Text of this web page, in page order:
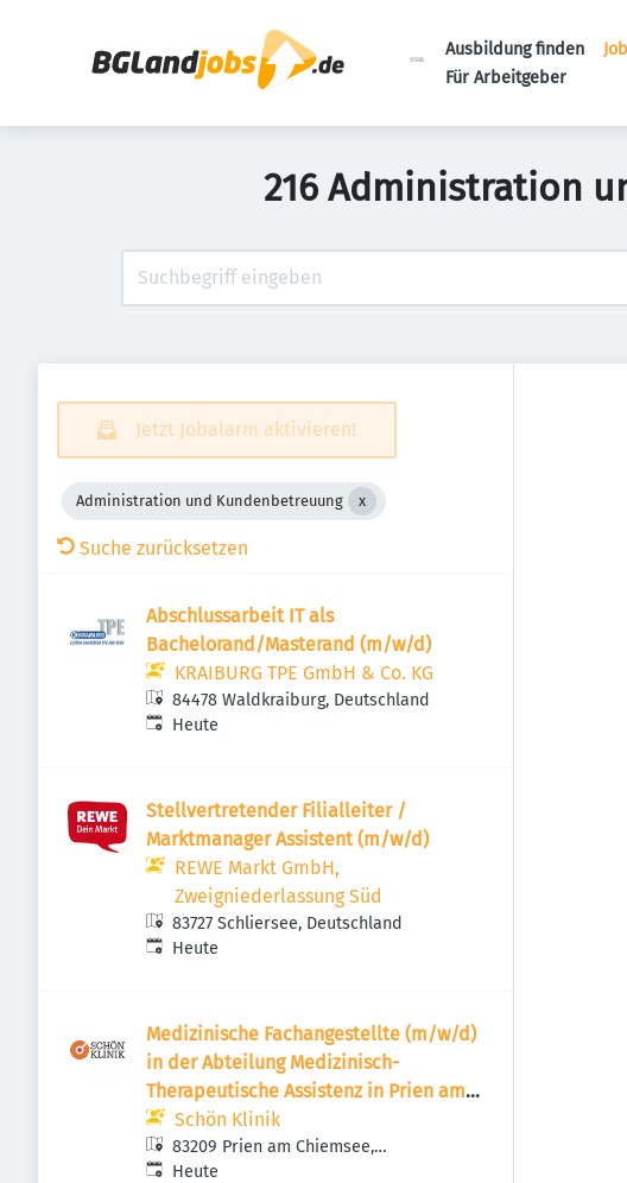
Ausbildung finden
Für Arbeitgeber
216 Administration
Jetzt Jobalarm aktivieren!
Administration und Kundenbetreuung
Suche zurücksetzen
Abschlussarbeit IT als
Bachelorand/Masterand (m/w/d)
KRAIBURG TPE GmbH & Co. KG
84478 Waldkraiburg, Deutschland
Veröffentlicht
Heute
Stellvertretender Filialleiter /
Marktmanager Assistent (m/w/d)
REWE Markt GmbH,
Zweigniederlassung Süd
83727 Schliersee, Deutschland
Veröffentlicht
Heute
Medizinische Fachangestellte (m/w/d)
in der Abteilung Medizinisch-
Therapeutische Assistenz in Prien am
Chiemsee
Schön Klinik
83209 Prien am Chiemsee,
Deutschland
Veröffentlicht
Heute